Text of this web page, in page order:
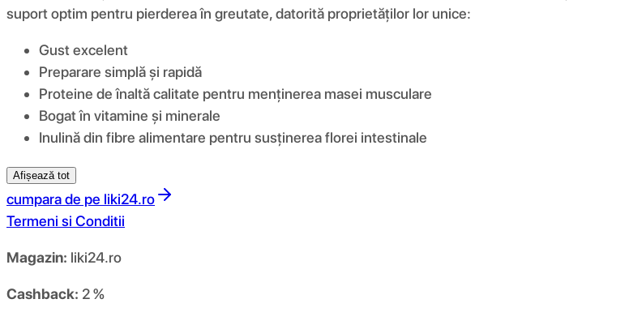
suport optim pentru pierderea în greutate, datorită proprietăților lor unice:
Gust excelent
Preparare simplă și rapidă
Proteine ​​de înaltă calitate pentru menținerea masei musculare
Bogat în vitamine și minerale
Inulină din fibre alimentare pentru susținerea florei intestinale
Afișează tot
cumpara de pe liki24.ro
Termeni si Conditii
Magazin: liki24.ro
Cashback: 2 %